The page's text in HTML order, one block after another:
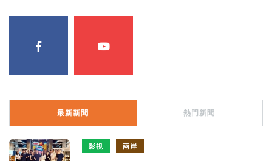
最新新聞 熱門新聞
影視 兩岸